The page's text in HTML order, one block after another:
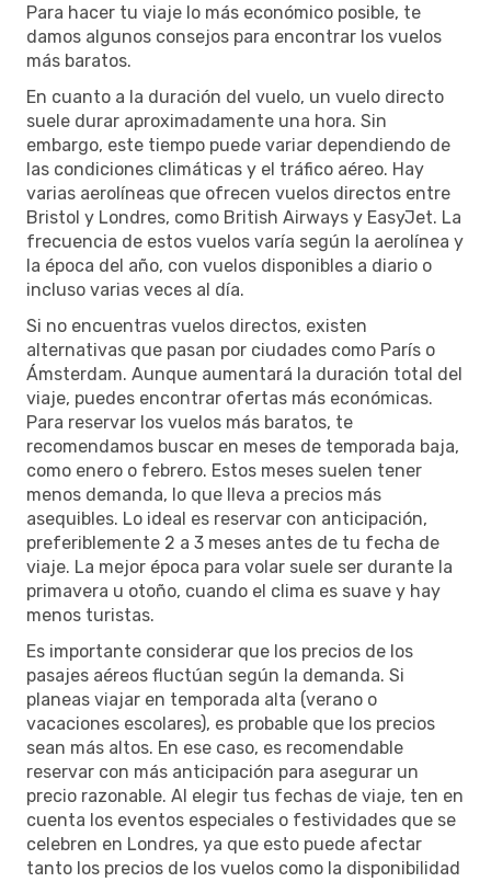
Para hacer tu viaje lo más económico posible, te
damos algunos consejos para encontrar los vuelos
más baratos.
En cuanto a la duración del vuelo, un vuelo directo
suele durar aproximadamente una hora. Sin
embargo, este tiempo puede variar dependiendo de
las condiciones climáticas y el tráfico aéreo. Hay
varias aerolíneas que ofrecen vuelos directos entre
Bristol y Londres, como British Airways y EasyJet. La
frecuencia de estos vuelos varía según la aerolínea y
la época del año, con vuelos disponibles a diario o
incluso varias veces al día.
Si no encuentras vuelos directos, existen
alternativas que pasan por ciudades como París o
Ámsterdam. Aunque aumentará la duración total del
viaje, puedes encontrar ofertas más económicas.
Para reservar los vuelos más baratos, te
recomendamos buscar en meses de temporada baja,
como enero o febrero. Estos meses suelen tener
menos demanda, lo que lleva a precios más
asequibles. Lo ideal es reservar con anticipación,
preferiblemente 2 a 3 meses antes de tu fecha de
viaje. La mejor época para volar suele ser durante la
primavera u otoño, cuando el clima es suave y hay
menos turistas.
Es importante considerar que los precios de los
pasajes aéreos fluctúan según la demanda. Si
planeas viajar en temporada alta (verano o
vacaciones escolares), es probable que los precios
sean más altos. En ese caso, es recomendable
reservar con más anticipación para asegurar un
precio razonable. Al elegir tus fechas de viaje, ten en
cuenta los eventos especiales o festividades que se
celebren en Londres, ya que esto puede afectar
tanto los precios de los vuelos como la disponibilidad